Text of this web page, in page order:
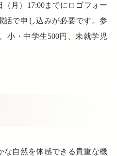
月）17:00までにロゴフォー
話で申し込みが必要です。参
小・中学生500円、未就学児
な自然を体感できる貴重な機